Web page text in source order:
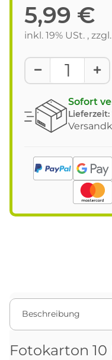
5,99 €
inkl. 19% USt. , zzgl.
Sofort
Lieferzeit:
Beschreibung
Fotokarton